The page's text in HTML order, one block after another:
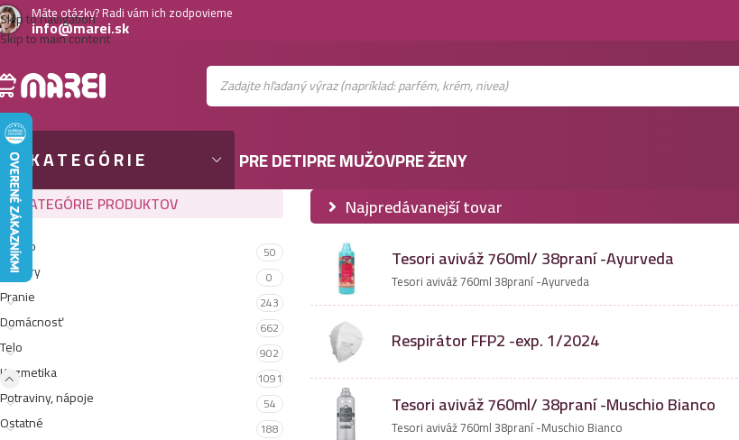
Skip to navigation
Skip to main content
Máte otázky? Radi vám ich zodpovieme
info@marei.sk
KATEGÓRIE PRE DETIPRE MUŽOVPRE ŽENY
KATEGÓRIE PRODUKTOV
Gastro 50
Testery 0
Pranie 243
Domácnosť 662
Telo 902
Kozmetika 1091
Potraviny, nápoje 54
Ostatné 188
Najpredávanejší tovar
Tesori aviváž 760ml/ 38praní -Ayurveda
Tesori aviváž 760ml 38praní -Ayurveda
Respirátor FFP2 -exp. 1/2024
Tesori aviváž 760ml/ 38praní -Muschio Bianco
Tesori aviváž 760ml 38praní -Muschio Bianco